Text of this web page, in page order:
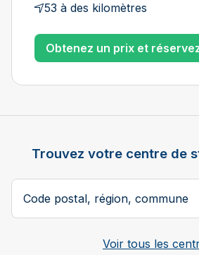
53 à des kilomètres
Obtenez un prix et
Trouvez votre centre de
Code postal ou ville
Voir tous les